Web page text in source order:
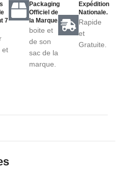
7
et
Packaging
Officiel de
la Marque.
boite et
de son
sac de la
marque.
Expédition
Nationale.
Rapide
et
Gratuite.